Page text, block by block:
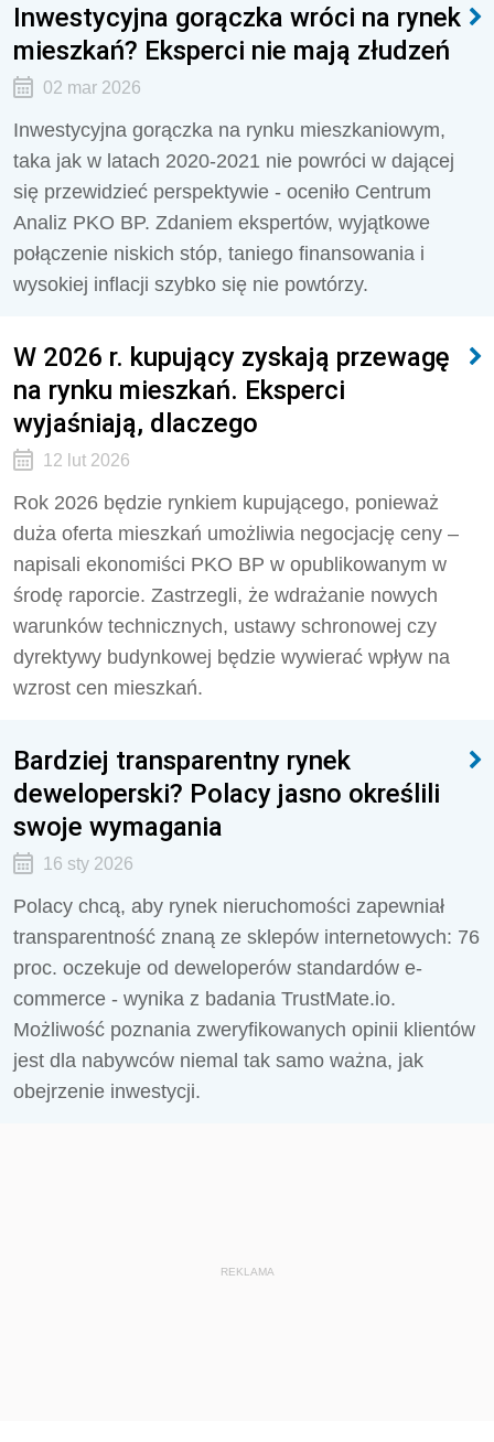
Inwestycyjna gorączka wróci na rynek
mieszkań? Eksperci nie mają złudzeń
02 mar 2026
Inwestycyjna gorączka na rynku mieszkaniowym,
taka jak w latach 2020-2021 nie powróci w dającej
się przewidzieć perspektywie - oceniło Centrum
Analiz PKO BP. Zdaniem ekspertów, wyjątkowe
połączenie niskich stóp, taniego finansowania i
wysokiej inflacji szybko się nie powtórzy.
W 2026 r. kupujący zyskają przewagę
na rynku mieszkań. Eksperci
wyjaśniają, dlaczego
12 lut 2026
Rok 2026 będzie rynkiem kupującego, ponieważ
duża oferta mieszkań umożliwia negocjację ceny –
napisali ekonomiści PKO BP w opublikowanym w
środę raporcie. Zastrzegli, że wdrażanie nowych
warunków technicznych, ustawy schronowej czy
dyrektywy budynkowej będzie wywierać wpływ na
wzrost cen mieszkań.
Bardziej transparentny rynek
deweloperski? Polacy jasno określili
swoje wymagania
16 sty 2026
Polacy chcą, aby rynek nieruchomości zapewniał
transparentność znaną ze sklepów internetowych: 76
proc. oczekuje od deweloperów standardów e-
commerce - wynika z badania TrustMate.io.
Możliwość poznania zweryfikowanych opinii klientów
jest dla nabywców niemal tak samo ważna, jak
obejrzenie inwestycji.
REKLAMA